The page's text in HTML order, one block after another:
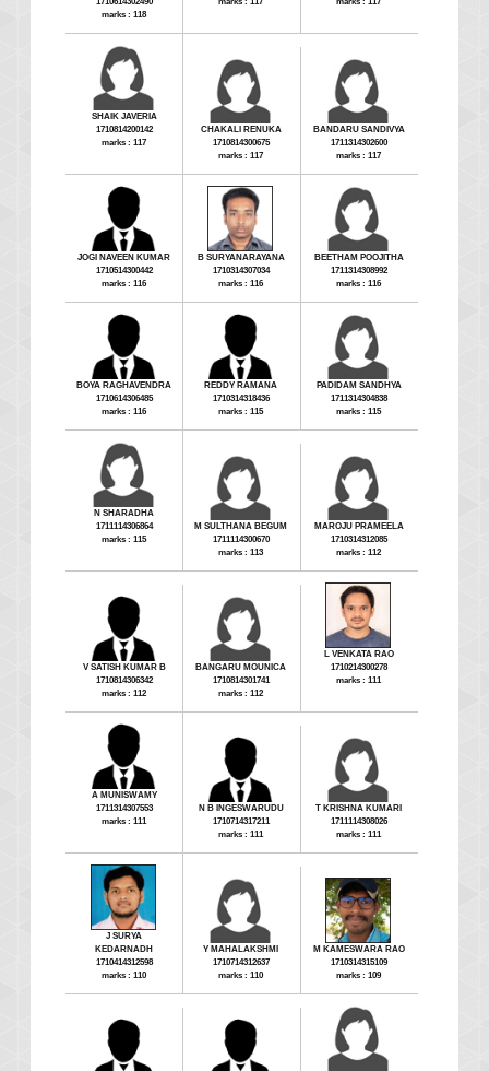
marks : 118
SHAIK JAVERIA
1710814200142
marks : 117
CHAKALI RENUKA
1710814300675
marks : 117
BANDARU SANDIVYA
1711314302600
marks : 117
JOGI NAVEEN KUMAR
1710514300442
marks : 116
B SURYANARAYANA
1710314307034
marks : 116
BEETHAM POOJITHA
1711314308992
marks : 116
BOYA RAGHAVENDRA
1710614306485
marks : 116
REDDY RAMANA
1710314318436
marks : 115
PADIDAM SANDHYA
1711314304838
marks : 115
N SHARADHA
1711114306864
marks : 115
M SULTHANA BEGUM
1711114300670
marks : 113
MAROJU PRAMEELA
1710314312085
marks : 112
V SATISH KUMAR B
1710814306342
marks : 112
BANGARU MOUNICA
1710814301741
marks : 112
L VENKATA RAO
1710214300278
marks : 111
A MUNISWAMY
1711314307553
marks : 111
N B INGESWARUDU
1710714317211
marks : 111
T KRISHNA KUMARI
1711114308026
marks : 111
J SURYA
KEDARNADH
1710414312598
marks : 110
Y MAHALAKSHMI
1710714312637
marks : 110
M KAMESWARA RAO
1710314315109
marks : 109